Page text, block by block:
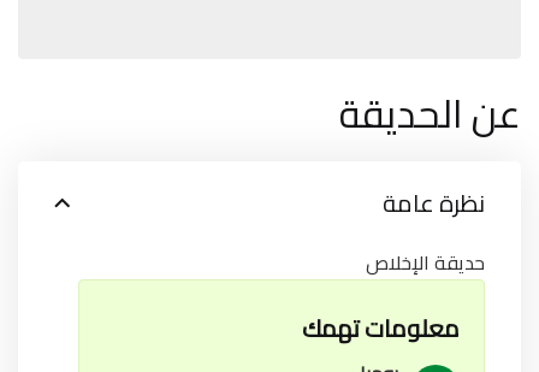
عن الحديقة
نظرة عامة
حديقة الإخلاص
معلومات تهمك